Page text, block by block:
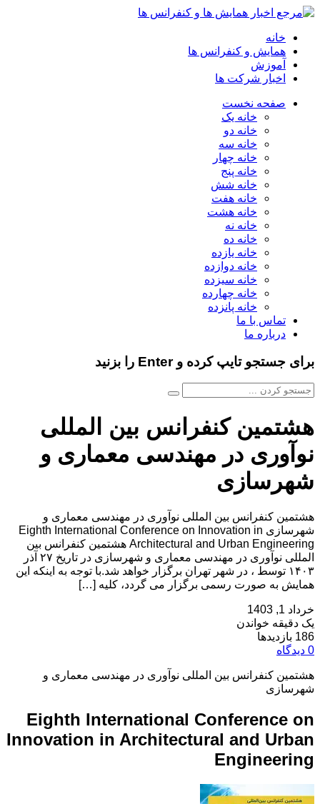
خانه
همایش و کنفرانس ها
آموزش
اخبار شرکت ها
صفحه نخست
خانه یک
خانه دو
خانه سه
خانه چهار
خانه پنج
خانه شش
خانه هفت
خانه هشت
خانه نه
خانه ده
خانه یازده
خانه دوازده
خانه سیزده
خانه چهارده
خانه پانزده
تماس با ما
درباره ما
برای جستجو تایپ کرده و Enter را بزنید
هشتمین کنفرانس بین المللی
نوآوری در مهندسی معماری و
شهرسازی
هشتمین کنفرانس بین المللی نوآوری در مهندسی معماری و
شهرسازی Eighth International Conference on Innovation in
Architectural and Urban Engineering هشتمین کنفرانس بین
المللی نوآوری در مهندسی معماری و شهرسازی در تاریخ ۲۷ آذر
۱۴۰۳ توسط ، در شهر تهران برگزار خواهد شد.با توجه به اینکه این
همایش به صورت رسمی برگزار می گردد، کلیه […]
خرداد 1, 1403
یک دقیقه خواندن
186 بازدیدها
0 دیدگاه
هشتمین کنفرانس بین المللی نوآوری در مهندسی معماری و
شهرسازی
Eighth International Conference on
Innovation in Architectural and Urban
Engineering